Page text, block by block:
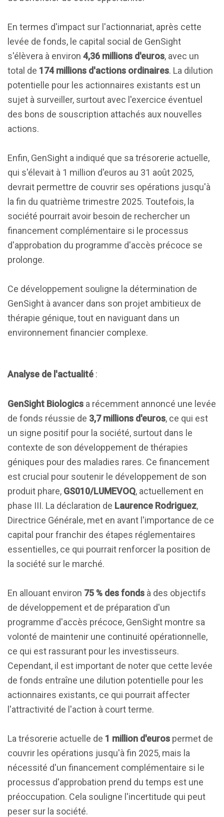
En termes d'impact sur l'actionnariat, après cette
levée de fonds, le capital social de GenSight
s'élèvera à environ 4,36 millions d'euros, avec un
total de 174 millions d'actions ordinaires. La dilution
potentielle pour les actionnaires existants est un
sujet à surveiller, surtout avec l'exercice éventuel
des bons de souscription attachés aux nouvelles
actions.
Enfin, GenSight a indiqué que sa trésorerie actuelle,
qui s'élevait à 1 million d'euros au 31 août 2025,
devrait permettre de couvrir ses opérations jusqu'à
la fin du quatrième trimestre 2025. Toutefois, la
société pourrait avoir besoin de rechercher un
financement complémentaire si le processus
d'approbation du programme d'accès précoce se
prolonge.
Ce développement souligne la détermination de
GenSight à avancer dans son projet ambitieux de
thérapie génique, tout en naviguant dans un
environnement financier complexe.
Analyse de l'actualité :
GenSight Biologics a récemment annoncé une levée
de fonds réussie de 3,7 millions d'euros, ce qui est
un signe positif pour la société, surtout dans le
contexte de son développement de thérapies
géniques pour des maladies rares. Ce financement
est crucial pour soutenir le développement de son
produit phare, GS010/LUMEVOQ, actuellement en
phase III. La déclaration de Laurence Rodriguez,
Directrice Générale, met en avant l'importance de ce
capital pour franchir des étapes réglementaires
essentielles, ce qui pourrait renforcer la position de
la société sur le marché.
En allouant environ 75 % des fonds à des objectifs
de développement et de préparation d'un
programme d'accès précoce, GenSight montre sa
volonté de maintenir une continuité opérationnelle,
ce qui est rassurant pour les investisseurs.
Cependant, il est important de noter que cette levée
de fonds entraîne une dilution potentielle pour les
actionnaires existants, ce qui pourrait affecter
l'attractivité de l'action à court terme.
La trésorerie actuelle de 1 million d'euros permet de
couvrir les opérations jusqu'à fin 2025, mais la
nécessité d'un financement complémentaire si le
processus d'approbation prend du temps est une
préoccupation. Cela souligne l'incertitude qui peut
peser sur la société.